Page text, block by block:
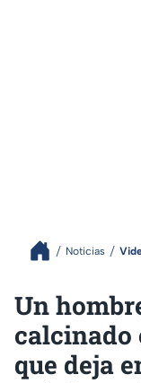
Noticias
Un
calcinado
que deja